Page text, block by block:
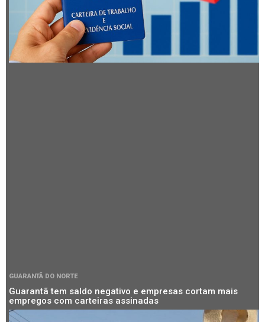
GUARANTÃ DO NORTE
Guarantã tem saldo negativo e empresas cortam mais
empregos com carteiras assinadas